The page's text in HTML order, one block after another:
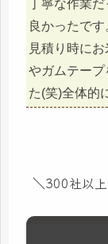
丁寧な作業
良かったです
見積り時に
やガムテー
た(笑)全体的
＼300社以